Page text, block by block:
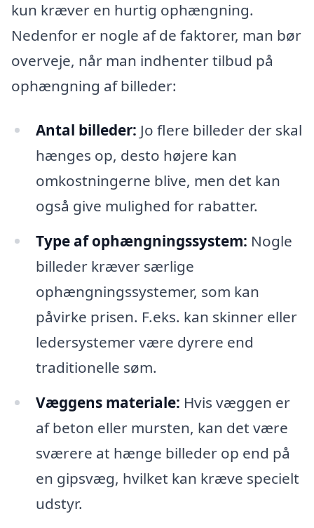
kun kræver en hurtig ophængning.
Nedenfor er nogle af de faktorer, man bør
overveje, når man indhenter tilbud på
ophængning af billeder:
Antal billeder: Jo flere billeder der skal
hænges op, desto højere kan
omkostningerne blive, men det kan
også give mulighed for rabatter.
Type af ophængningssystem: Nogle
billeder kræver særlige
ophængningssystemer, som kan
påvirke prisen. F.eks. kan skinner eller
ledersystemer være dyrere end
traditionelle søm.
Væggens materiale: Hvis væggen er
af beton eller mursten, kan det være
sværere at hænge billeder op end på
en gipsvæg, hvilket kan kræve specielt
udstyr.